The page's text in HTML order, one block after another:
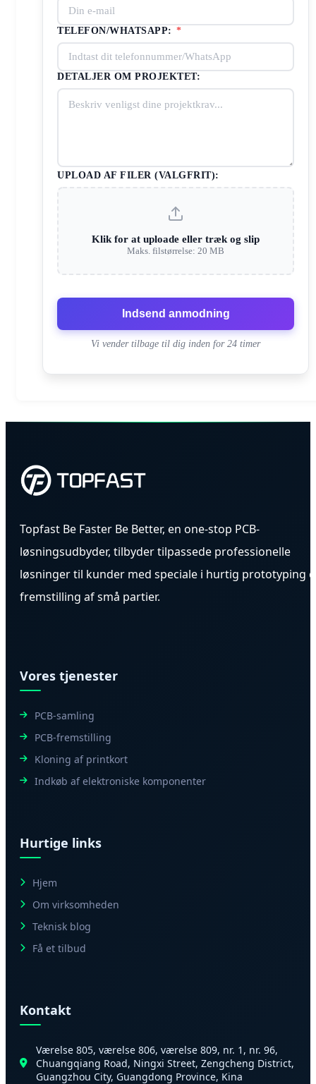
TELEFON/WHATSAPP: *
DETALJER OM PROJEKTET:
UPLOAD AF FILER (VALGFRIT):
Klik for at uploade eller træk og slip
Maks. filstørrelse: 20 MB
Indsend anmodning
Vi vender tilbage til dig inden for 24 timer
Topfast Be Faster Be Better, en one-stop PCB-
løsningsudbyder, tilbyder tilpassede professionelle
løsninger til kunder med speciale i hurtig prototyping
fremstilling af små partier.
Vores tjenester
PCB-samling
PCB-fremstilling
Kloning af printkort
Indkøb af elektroniske komponenter
Hurtige links
Hjem
Om virksomheden
Teknisk blog
Få et tilbud
Kontakt
Værelse 805, værelse 806, værelse 809, nr. 1, nr. 96,
Chuangqiang Road, Ningxi Street, Zengcheng District,
Guangzhou City, Guangdong Province, Kina